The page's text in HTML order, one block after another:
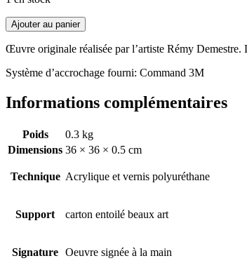
Ajouter au panier
Œuvre originale réalisée par l’artiste Rémy
Système d’accrochage fourni: Command 3M
Informations complémentaires
Poids
0.3 kg
Dimensions 36 × 36 × 0.5 cm
Technique Acrylique et vernis polyuréthane
Support carton entoilé beaux art
Signature Oeuvre signée à la main